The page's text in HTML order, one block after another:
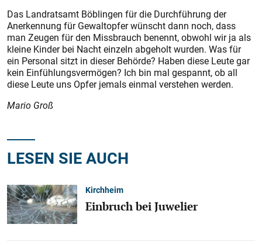
Das Landratsamt Böblingen für die Durchführung der
Anerkennung für Gewaltopfer wünscht dann noch, dass
man Zeugen für den Missbrauch benennt, obwohl wir ja als
kleine Kinder bei Nacht einzeln abgeholt wurden. Was für
ein Personal sitzt in dieser Behörde? Haben diese Leute gar
kein Einfühlungsvermögen? Ich bin mal gespannt, ob all
diese Leute uns Opfer jemals einmal verstehen werden.
Mario Groß
LESEN SIE AUCH
Kirchheim
Einbruch bei Juwelier